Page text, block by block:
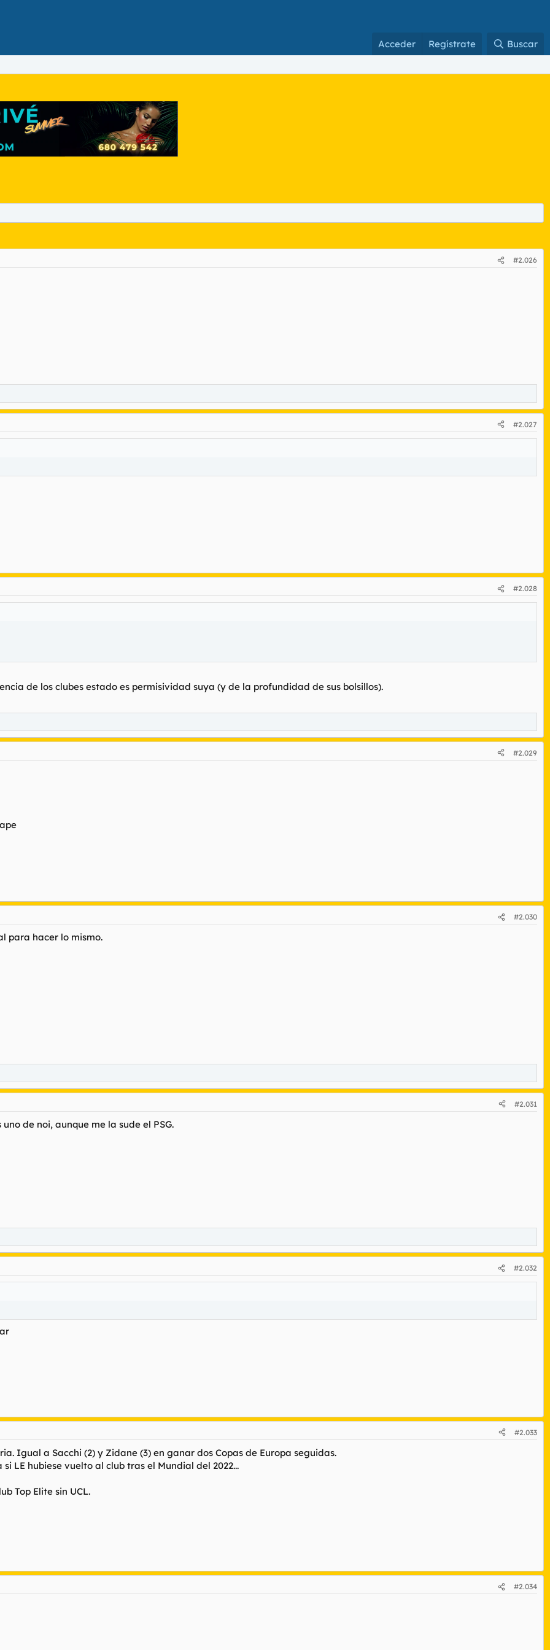
Acceder Regístrate Buscar
#2.026
#2.027
#2.028
de los clubes estado es permisividad suya (y de la profundidad de sus bolsillos).
#2.029
#2.030
para hacer lo mismo.
#2.031
de noi, aunque me la sude el PSG.
#2.032
#2.033
Igual a Sacchi (2) y Zidane (3) en ganar dos Copas de Europa seguidas.
LE hubiese vuelto al club tras el Mundial del 2022...
Top Elite sin UCL.
#2.034